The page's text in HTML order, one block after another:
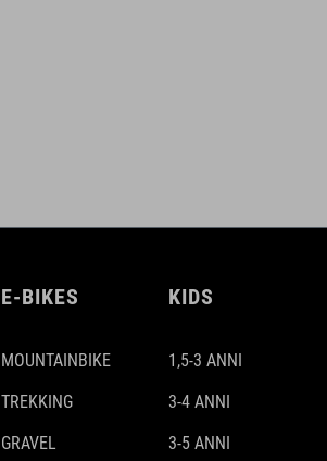
E-BIKES
MOUNTAINBIKE
TREKKING
GRAVEL
KIDS
1,5-3 ANNI
3-4 ANNI
3-5 ANNI